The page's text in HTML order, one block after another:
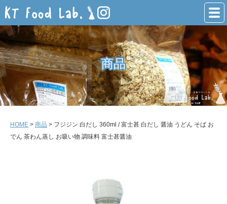
商品
商品
HOME > 商品 > フジジン 白だし 360ml / 富士甚 白だし 醤油 うどん そば お
でん 茶わん蒸し お吸い物 調味料 富士甚醤油